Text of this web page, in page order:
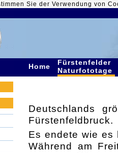
Sie der Verwendung von
Home
Fürstenfelder
Naturfototage
Deutschlands
Fürstenfeldbruck.
Es endete wie es
Während am